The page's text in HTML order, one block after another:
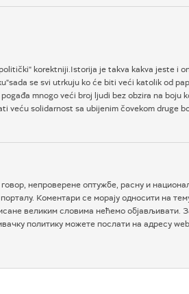
korektniji.Istorija je takva kakva jeste i
se svi utrkuju ko će biti veći katolik od
mnogo veći broj ljudi bez obzira na boju
veću solidarnost sa ubijenim čovekom druge
непроверене оптужбе, расну и
Коментари се морају односити на
великим словима нећемо објављивати.
политику можете послати на адресу